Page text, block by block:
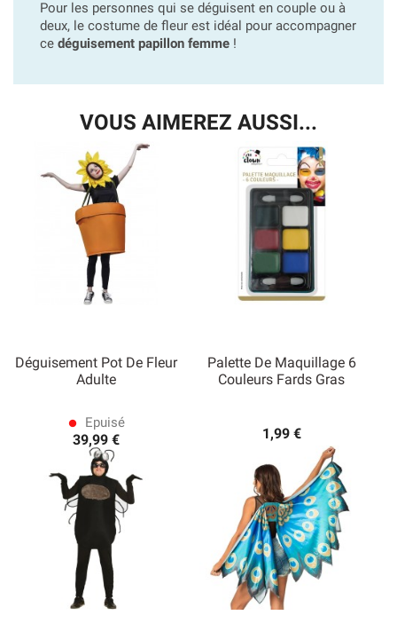
Pour les personnes qui se déguisent en couple ou à
deux, le costume de fleur est idéal pour accompagner
ce déguisement papillon femme !
VOUS AIMEREZ AUSSI...
Déguisement Pot De Fleur
Adulte
lens Epuisé
39,99 €
Palette De Maquillage 6
Couleurs Fards Gras
1,99 €